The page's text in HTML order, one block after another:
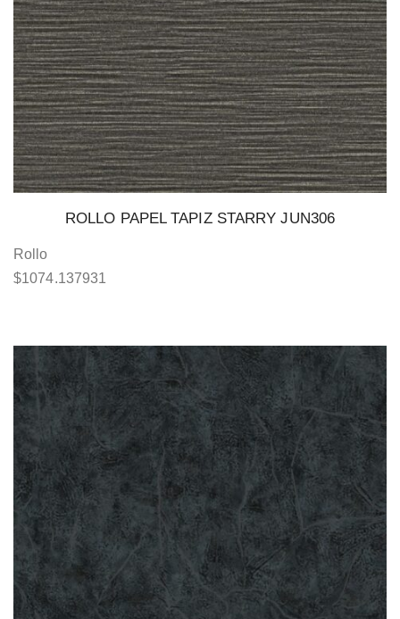
ROLLO PAPEL TAPIZ STARRY JUN306
Rollo
$1074.137931